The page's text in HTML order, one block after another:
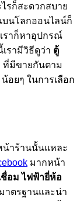
รก็สะดวกสบาย
บนโลกออนไลน์ก็
ราก็หาอุปกรณ์
รามีวิธีดูว่า ตู้
มีขายกันตาม
อยๆ ในการเลือก
น้าร้านนั้นแหละ
มากหน้า
ชื่อม ไฟฟ้ายี่ห้อ
าตรฐานและน่า